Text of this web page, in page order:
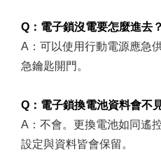
Q：電子鎖沒電要怎麼進去？
A：可以使用行動電源應急
急鑰匙開門。
Q：電子鎖換電池資料會不
A：不會。更換電池如同遙
設定與資料皆會保留。